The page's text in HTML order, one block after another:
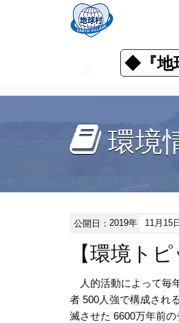
◆『地
お知らせ
環境
公開日：2019年 11月15日
【環境ト
人的活動によって毎
者 500人強で構成され
滅させた 6600万年前